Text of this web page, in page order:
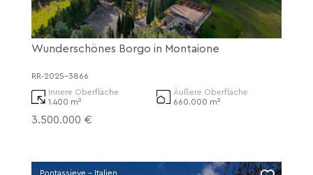
Wunderschönes Borgo in Montaione
RR-2025-3866
Innere Oberfläche
1.400 m²
Äußere Oberfläche
660.000 m²
3.500.000 €
Pontassieve - Italien